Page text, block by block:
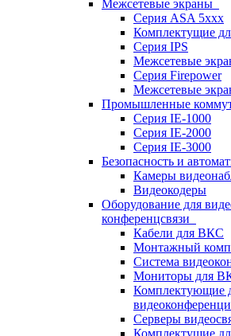
Межсетевые экраны
Серия ASA 5xxx
Комплектущие
Серия IPS
Межсетевые
Серия Firepower
Межсетевые
Промышленные
Серия IE-1000
Серия IE-2000
Серия IE-3000
Безопасность и
Камеры
Видеокодеры
Оборудование для
конференцсвязи
Кабели для ВКС
Монтажный
Система
Мониторы для
Комплектующие
Серверы
Комплектущие